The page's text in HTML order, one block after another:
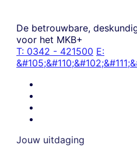
De betrouwbare,
voor het MKB+
T: 0342 - 421500 E:
Jouw uitdaging